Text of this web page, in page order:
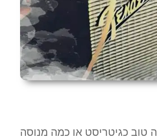
כגיטריסט או כמה מנוסה